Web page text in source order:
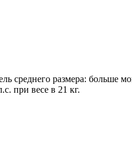
размера: больше
при весе в 21 кг.